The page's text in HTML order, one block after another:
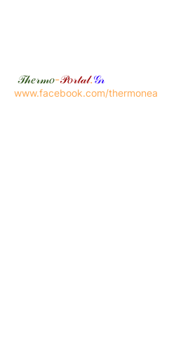
𝒯𝒽𝑒𝓇𝓂𝑜-𝒫𝑜𝓇𝓉𝒶𝓁.𝒢𝓇
www.facebook.com/thermonea